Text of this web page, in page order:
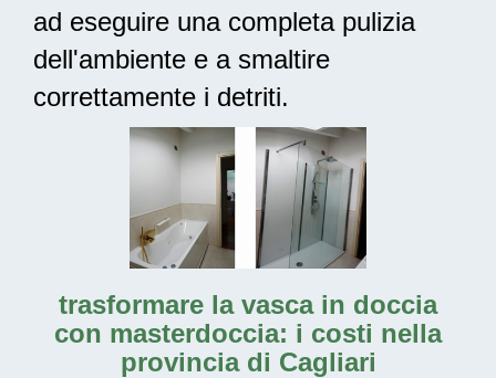
ad eseguire una completa pulizia
dell'ambiente e a smaltire
correttamente i detriti.
trasformare la vasca in doccia
con masterdoccia: i costi nella
provincia di Cagliari